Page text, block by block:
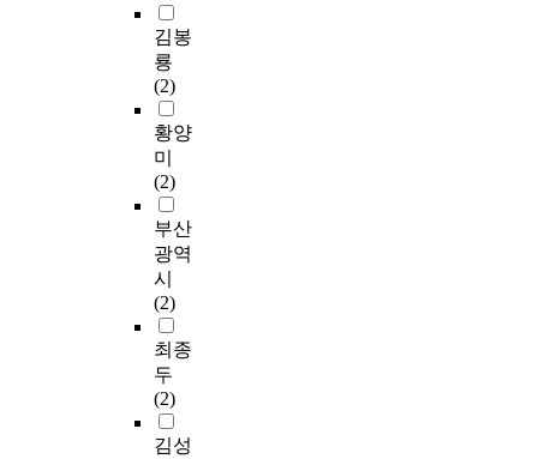
김봉
룡
(2)
황양
미
(2)
부산
광역
시
(2)
최종
두
(2)
김성